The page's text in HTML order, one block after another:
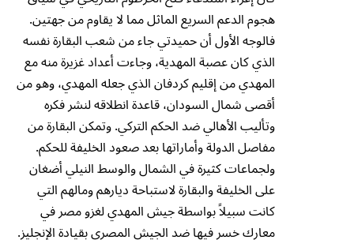
هجوم الدعم السريع الماثل مما لا يقاوم من جهتين.
فالوجه الأول أن حميدتي جاء من شعب البقارة نفسه
الذي كان عصبة المهدية، وجاءت أعداد غزيرة منه مع
المهدي من إقليم كردفان الذي جعله المهدي، وهو من
أقصى شمال السودان، قاعدة انطلاقه لنشر فكره
وتأليب الأهالي ضد الحكم التركي. وتمكن البقارة من
مفاصل الدولة وأماراتها بعد صعود الخليفة للحكم.
ولجماعات كثيرة في الشمال والوسط النيلي أضغان
على الخليفة والبقارة لاستباحة ديارهم ومالهم التي
كانت سبيلاً بواسطة جيش المهدي لغزو مصر في
معارك خسر فيها ضد الجيش المصري بقيادة الإنجليز.